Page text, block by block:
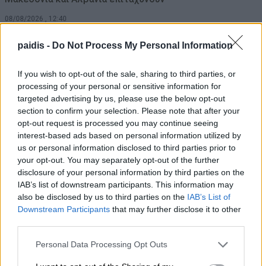
paidis - Do Not Process My Personal Information
If you wish to opt-out of the sale, sharing to third parties, or
processing of your personal or sensitive information for
targeted advertising by us, please use the below opt-out
section to confirm your selection. Please note that after your
opt-out request is processed you may continue seeing
interest-based ads based on personal information utilized by
us or personal information disclosed to third parties prior to
your opt-out. You may separately opt-out of the further
disclosure of your personal information by third parties on the
IAB’s list of downstream participants. This information may
also be disclosed by us to third parties on the IAB’s List of
Downstream Participants that may further disclose it to other
Personal Data Processing Opt Outs
08/08/2026 , 12:40
Χρ. Καπετάνος: «Ένα αίτημα 25 ετών
χρηματοδότηση 1,2 εκατ. € για το
Δημοτικό Κτίριο Συκουρίου»
08/08/2026 , 10:53
ΣΥΦΩΕΛ: Χάθηκαν 153,74 εκατ. € για τις
μπαταρίες – Μεγάλη απώλεια για τις
μικρές επιχειρήσεις
08/08/2026 , 10:38
Κρούσμα λοίμωξης από τον ιό του Δυτ.
Νείλου στους Γόννους – Θα γίνει